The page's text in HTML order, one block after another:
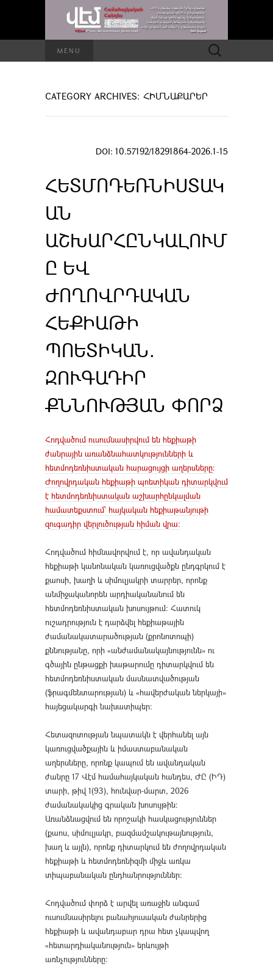
MENU Որոնել՝
CATEGORY ARCHIVES: ՀԻՄՆԱՔԱՐԵՐ
DOI: 10.57192/18291864-2026.1-15
ՀԵՏՄՈԴԵՌՆԻՍՏԱԿ
ԱՆ
ԱՇԽԱՐՀԸՆԿԱԼՈՒՄ
Ը ԵՎ
ԺՈՂՈՎՐԴԱԿԱՆ
ՀԵՔԻԱԹԻ
ՊՈԵՏԻԿԱՆ.
ԶՈՒԳԱԴԻՐ
ՔՆՆՈՒԹՅԱՆ ՓՈՐՁ
Հոդվածում ուսումնասիրվում են հեքիաթի
ժանրային առանձնահատկությունների և
հետմոդեռնիստական հարացույցի աղերսները:
Ժողովրդական հեքիաթի պոետիկան դիտարկվում
է հետմոդեռնիստական աշխարհընկալման
համատեքստում՝ հայկական հեքիաթանյութի
զուգադիր վերլուծության հիման վրա:
Հոդվածում հիմնավորվում է, որ ավանդական
հեքիաթի կանոնական կառուցվածքն ընդգրկում է
քաոսի, խաղի և սիմուլյակրի տարրեր, որոնք
անմիջականորեն արդիականանում են
հետմոդեռնիստական խոսույթում: Հատուկ
ուշադրություն է դարձվել հեքիաթային
ժամանակատարածության (քրոնոտոպի)
քննությանը, որի «անժամանակայնությունն» ու
գծային ընթացքի խաթարումը դիտարկվում են
հետմոդեռնիստական մասնատվածության
(ֆրագմենտարության) և «հավերժական ներկայի»
հայեցակարգի նախատիպեր:
Հետազոտության նպատակն է վերհանել այն
կառուցվածքային և իմաստաբանական
աղերսները, որոնք կապում են ավանդական
ժանրը 17 Վէմ համահայկական հանդես, ԺԸ (ԻԴ)
տարի, թիվ 1(93), հունվար-մարտ, 2026
ժամանակակից գրական խոսույթին:
Առանձնացվում են որոշակի հասկացություններ
(քաոս, սիմուլյակր, բազմամշակութայնություն,
խաղ և այլն), որոնք դիտարկում են ժողովրդական
հեքիաթի և հետմոդեռնիզմի միջև առկա
տիպաբանական ընդհանրություններ:
Հոդվածում փորձ է արվել առաջին անգամ
ուսումնասիրելու բանահյուսական ժանրերից
հեքիաթի և ավանդաբար դրա հետ չկապվող
«հետարդիականություն» երևույթի
առնչությունները: